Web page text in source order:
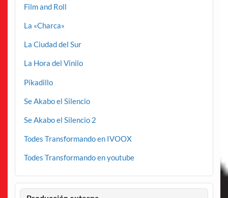
Film and Roll
La «Charca»
La Ciudad del Sur
La Hora del Vinilo
Pikadillo
Se Akabo el Silencio
Se Akabo el Silencio 2
Todes Transformando en IVOOX
Todes Transformando en youtube